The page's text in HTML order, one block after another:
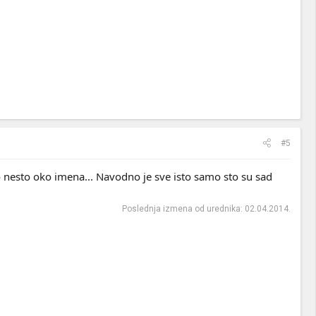
#5
oko imena... Navodno je sve isto samo sto su sad
Poslednja izmena od urednika: 02.04.2014.